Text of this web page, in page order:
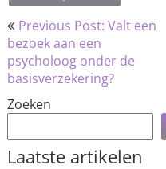
Bericht
navigatie
Previous Post: Valt een
bezoek aan een
psycholoog onder de
basisverzekering?
Zoeken
Laatste artikelen